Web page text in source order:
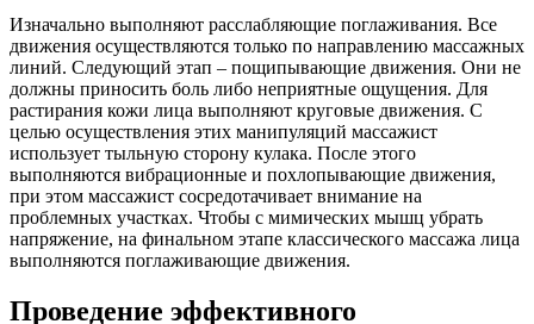
Изначально выполняют расслабляющие поглаживания. Все
движения осуществляются только по направлению массажных
линий. Следующий этап – пощипывающие движения. Они не
должны приносить боль либо неприятные ощущения. Для
растирания кожи лица выполняют круговые движения. С
целью осуществления этих манипуляций массажист
использует тыльную сторону кулака. После этого
выполняются вибрационные и похлопывающие движения,
при этом массажист сосредотачивает внимание на
проблемных участках. Чтобы с мимических мышц убрать
напряжение, на финальном этапе классического массажа лица
выполняются поглаживающие движения.
Проведение эффективного